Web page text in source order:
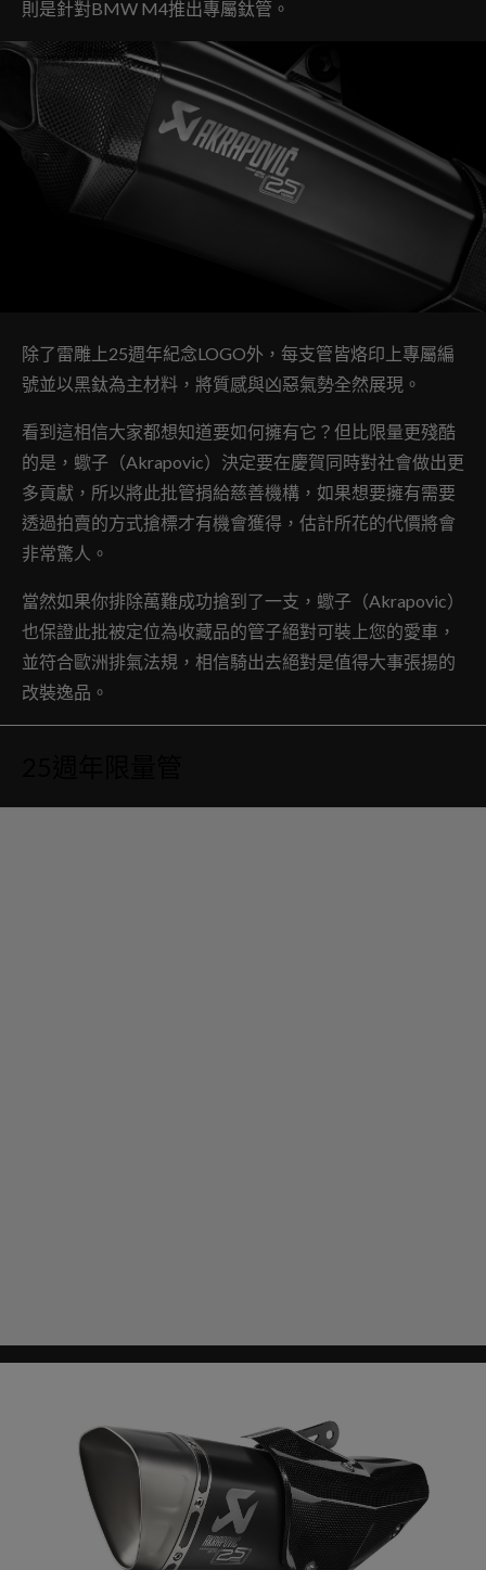
則是針對BMW M4推出專屬鈦管。
除了雷雕上25週年紀念LOGO外，每支管皆烙印上專屬編
號並以黑鈦為主材料，將質感與凶惡氣勢全然展現。
看到這相信大家都想知道要如何擁有它？但比限量更殘酷
的是，蠍子（Akrapovic）決定要在慶賀同時對社會做出更
多貢獻，所以將此批管捐給慈善機構，如果想要擁有需要
透過拍賣的方式搶標才有機會獲得，估計所花的代價將會
非常驚人。
當然如果你排除萬難成功搶到了一支，蠍子（Akrapovic）
也保證此批被定位為收藏品的管子絕對可裝上您的愛車，
並符合歐洲排氣法規，相信騎出去絕對是值得大事張揚的
改裝逸品。